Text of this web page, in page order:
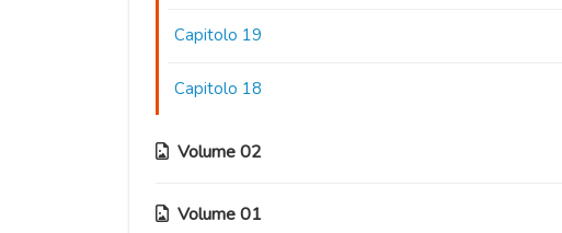
Capitolo 19
Capitolo 18
Volume 02
Capitolo 17
Volume 01